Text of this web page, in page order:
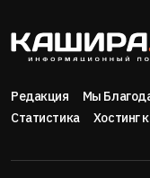
Редакция Мы
Статистика
Хостинг